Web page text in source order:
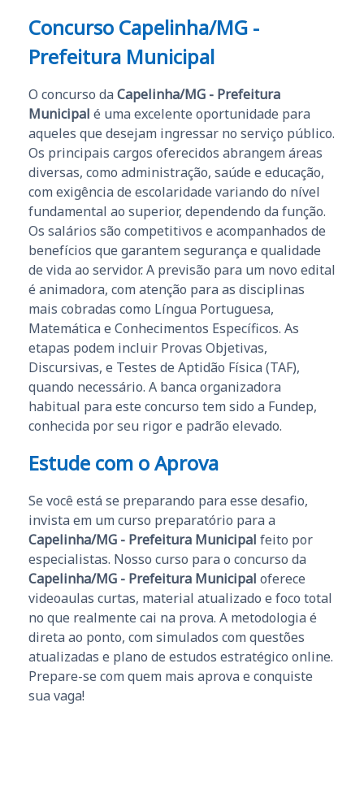
Concurso Capelinha/MG -
Prefeitura Municipal
O concurso da Capelinha/MG - Prefeitura
Municipal é uma excelente oportunidade para
aqueles que desejam ingressar no serviço público.
Os principais cargos oferecidos abrangem áreas
diversas, como administração, saúde e educação,
com exigência de escolaridade variando do nível
fundamental ao superior, dependendo da função.
Os salários são competitivos e acompanhados de
benefícios que garantem segurança e qualidade
de vida ao servidor. A previsão para um novo edital
é animadora, com atenção para as disciplinas
mais cobradas como Língua Portuguesa,
Matemática e Conhecimentos Específicos. As
etapas podem incluir Provas Objetivas,
Discursivas, e Testes de Aptidão Física (TAF),
quando necessário. A banca organizadora
habitual para este concurso tem sido a Fundep,
conhecida por seu rigor e padrão elevado.
Estude com o Aprova
Se você está se preparando para esse desafio,
invista em um curso preparatório para a
Capelinha/MG - Prefeitura Municipal feito por
especialistas. Nosso curso para o concurso da
Capelinha/MG - Prefeitura Municipal oferece
videoaulas curtas, material atualizado e foco total
no que realmente cai na prova. A metodologia é
direta ao ponto, com simulados com questões
atualizadas e plano de estudos estratégico online.
Prepare-se com quem mais aprova e conquiste
sua vaga!